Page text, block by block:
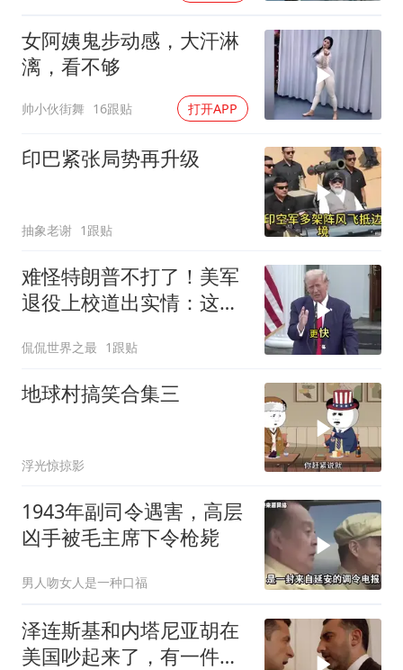
女阿姨鬼步动感，大汗淋
漓，看不够
帅小伙街舞 16跟贴 打开APP
印巴紧张局势再升级
抽象老谢 1跟贴
难怪特朗普不打了！美军
退役上校道出实情：这场
侃侃世界之最 1跟贴
地球村搞笑合集三
浮光惊掠影
1943年副司令遇害，高层
凶手被毛主席下令枪毙
男人吻女人是一种口福
泽连斯基和内塔尼亚胡在
美国吵起来了，有一件事